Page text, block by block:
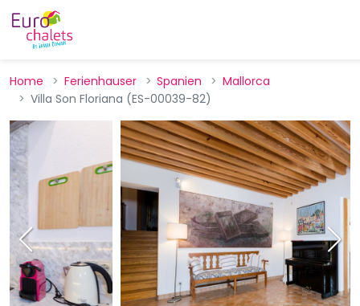
Home Ferienhauser Spanien
Mallorca
Villa Son Floriana (ES-00039-82)